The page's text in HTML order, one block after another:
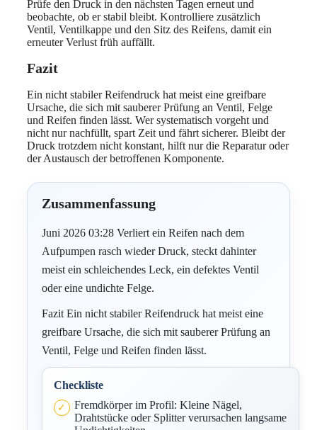
Prüfe den Druck in den nächsten Tagen erneut und
beobachte, ob er stabil bleibt. Kontrolliere zusätzlich
Ventil, Ventilkappe und den Sitz des Reifens, damit ein
erneuter Verlust früh auffällt.
Fazit
Ein nicht stabiler Reifendruck hat meist eine greifbare
Ursache, die sich mit sauberer Prüfung an Ventil, Felge
und Reifen finden lässt. Wer systematisch vorgeht und
nicht nur nachfüllt, spart Zeit und fährt sicherer. Bleibt der
Druck trotzdem nicht konstant, hilft nur die Reparatur oder
der Austausch der betroffenen Komponente.
Zusammenfassung
Juni 2026 03:28 Verliert ein Reifen nach dem
Aufpumpen rasch wieder Druck, steckt dahinter
meist ein schleichendes Leck, ein defektes Ventil
oder eine undichte Felge.
Fazit Ein nicht stabiler Reifendruck hat meist eine
greifbare Ursache, die sich mit sauberer Prüfung an
Ventil, Felge und Reifen finden lässt.
Checkliste
Fremdkörper im Profil: Kleine Nägel,
Drahtstücke oder Splitter verursachen langsame